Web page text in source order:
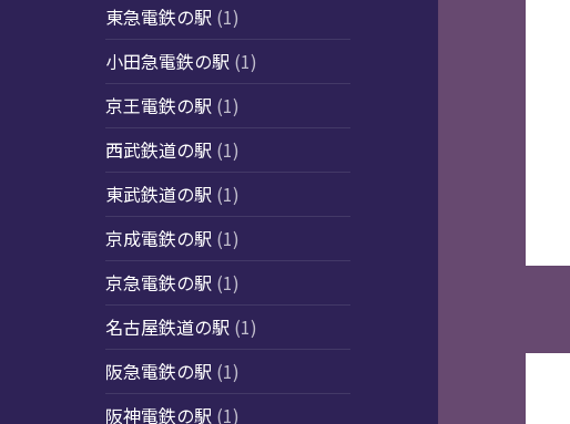
東急電鉄の駅 (1)
小田急電鉄の駅 (1)
京王電鉄の駅 (1)
西武鉄道の駅 (1)
東武鉄道の駅 (1)
京成電鉄の駅 (1)
京急電鉄の駅 (1)
名古屋鉄道の駅 (1)
阪急電鉄の駅 (1)
阪神電鉄の駅 (1)